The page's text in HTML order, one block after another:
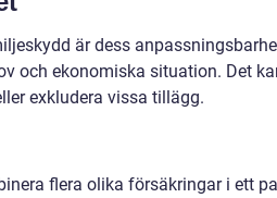
är dess
och ekonomiska situation. Det
exkludera vissa tillägg.
flera olika försäkringar i ett